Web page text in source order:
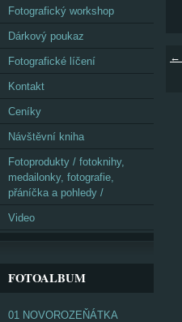
←
Fotografický workshop
Dárkový poukaz
Fotografické líčení
Kontakt
Ceníky
Návštěvní kniha
Fotoprodukty / fotoknihy,
medailonky, fotografie,
přáníčka a pohledy /
Video
FOTOALBUM
01 NOVOROZEŇÁTKA